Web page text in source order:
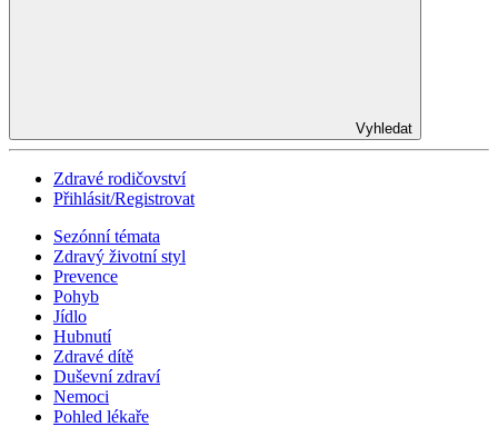
Vyhledat
Zdravé rodičovství
Přihlásit/Registrovat
Sezónní témata
Zdravý životní styl
Prevence
Pohyb
Jídlo
Hubnutí
Zdravé dítě
Duševní zdraví
Nemoci
Pohled lékaře